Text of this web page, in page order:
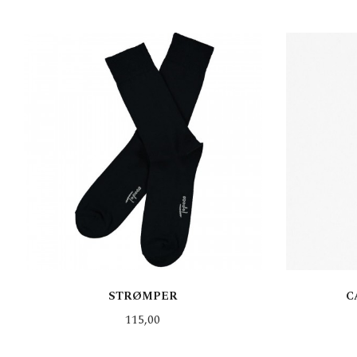
STRØMPER
Pris
115,00